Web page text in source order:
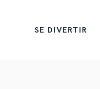
SE DIVERTIR